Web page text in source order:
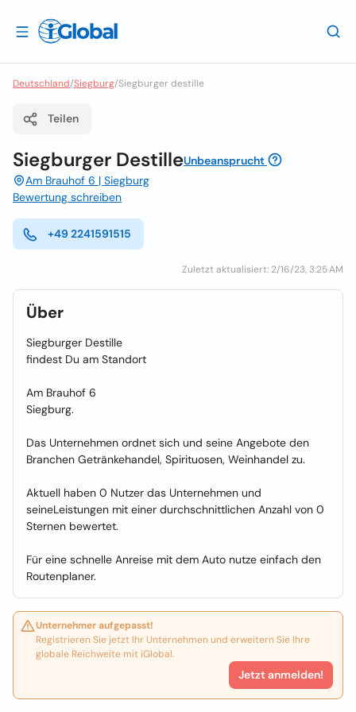
Deutschland/Siegburg/Siegburger destille
Teilen
Siegburger DestilleUnbeansprucht
Am Brauhof 6 | Siegburg
Bewertung schreiben
+49 2241591515
Zuletzt aktualisiert: 2/16/23, 3:25 AM
Über
Siegburger Destille
findest Du am Standort
Am Brauhof 6
Siegburg.
Das Unternehmen ordnet sich und seine Angebote den
Branchen Getränkehandel, Spirituosen, Weinhandel zu.
Aktuell haben 0 Nutzer das Unternehmen und
seineLeistungen mit einer durchschnittlichen Anzahl von 0
Sternen bewertet.
Für eine schnelle Anreise mit dem Auto nutze einfach den
Routenplaner.
Unternehmer aufgepasst!
Registrieren Sie jetzt Ihr Unternehmen und erweitern Sie Ihre
globale Reichweite mit iGlobal.
Jetzt anmelden!